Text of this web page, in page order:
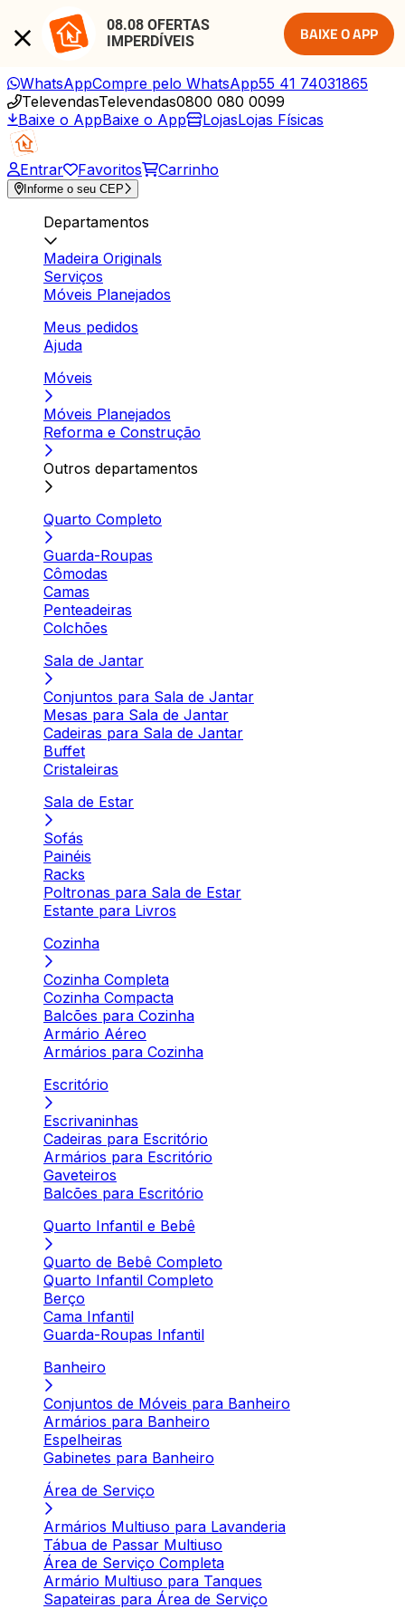
08.08 OFERTAS
IMPERDÍVEIS
BAIXE O APP
WhatsAppCompre pelo WhatsApp55 41 74031865
TelevendasTelevendas0800 080 0099
Baixe o AppBaixe o App LojasLojas Físicas
Entrar Favoritos Carrinho
Informe o seu CEP
Departamentos
Madeira Originals
Serviços
Móveis Planejados
Meus pedidos
Ajuda
Móveis
Móveis Planejados
Reforma e Construção
Outros departamentos
Quarto Completo
Guarda-Roupas
Cômodas
Camas
Penteadeiras
Colchões
Sala de Jantar
Conjuntos para Sala de Jantar
Mesas para Sala de Jantar
Cadeiras para Sala de Jantar
Buffet
Cristaleiras
Sala de Estar
Sofás
Painéis
Racks
Poltronas para Sala de Estar
Estante para Livros
Cozinha
Cozinha Completa
Cozinha Compacta
Balcões para Cozinha
Armário Aéreo
Armários para Cozinha
Escritório
Escrivaninhas
Cadeiras para Escritório
Armários para Escritório
Gaveteiros
Balcões para Escritório
Quarto Infantil e Bebê
Quarto de Bebê Completo
Quarto Infantil Completo
Berço
Cama Infantil
Guarda-Roupas Infantil
Banheiro
Conjuntos de Móveis para Banheiro
Armários para Banheiro
Espelheiras
Gabinetes para Banheiro
Área de Serviço
Armários Multiuso para Lavanderia
Tábua de Passar Multiuso
Área de Serviço Completa
Armário Multiuso para Tanques
Sapateiras para Área de Serviço